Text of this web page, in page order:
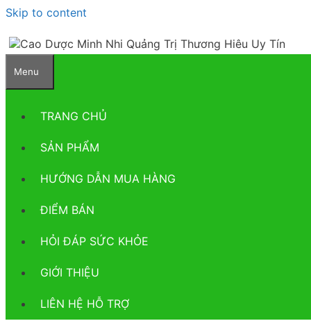
Skip to content
Menu
TRANG CHỦ
SẢN PHẨM
HƯỚNG DẪN MUA HÀNG
ĐIỂM BÁN
HỎI ĐÁP SỨC KHỎE
GIỚI THIỆU
LIÊN HỆ HỖ TRỢ